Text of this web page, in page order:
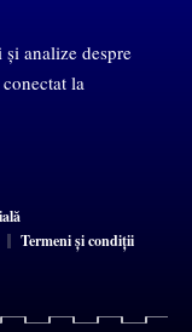
analize despre
la
Termeni și condiții